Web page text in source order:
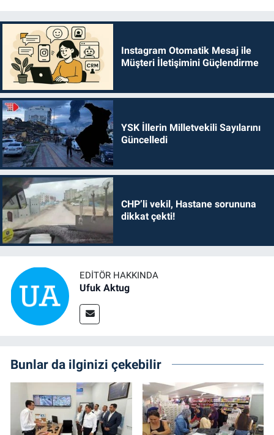
Instagram Otomatik Mesaj ile
Müşteri İletişimini Güçlendirme
YSK İllerin Milletvekili Sayılarını
Güncelledi
CHP’li vekil, Hastane sorununa
dikkat çekti!
EDITÖR HAKKINDA
Ufuk Aktug
Bunlar da ilginizi çekebilir